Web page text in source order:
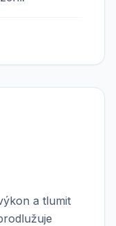
a tlumit